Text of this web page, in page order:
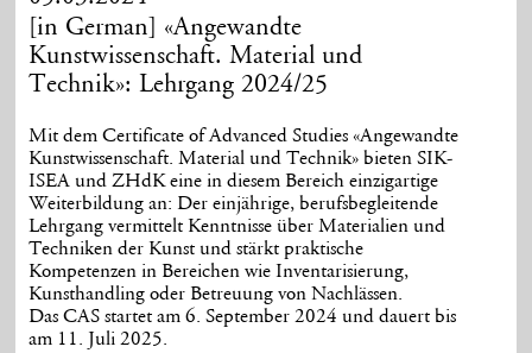
[in German] «Angewandte
Kunstwissenschaft. Material und
Technik»: Lehrgang 2024/25
Mit dem Certificate of Advanced Studies «Angewandte
Kunstwissenschaft. Material und Technik» bieten SIK-
ISEA und ZHdK eine in diesem Bereich einzigartige
Weiterbildung an: Der einjährige, berufsbegleitende
Lehrgang vermittelt Kenntnisse über Materialien und
Techniken der Kunst und stärkt praktische
Kompetenzen in Bereichen wie Inventarisierung,
Kunsthandling oder Betreuung von Nachlässen.
Das CAS startet am 6. September 2024 und dauert bis
am 11. Juli 2025.